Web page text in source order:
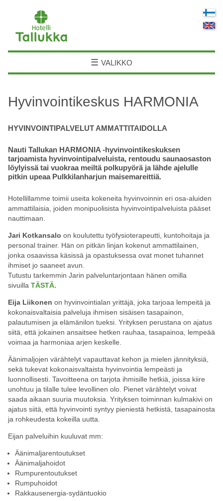
☰ VALIKKO
Hyvinvointikeskus HARMONIA
HYVINVOINTIPALVELUT AMMATTITAIDOLLA
Nauti Tallukan HARMONIA -hyvinvointikeskuksen
tarjoamista hyvinvointipalveluista, rentoudu saunaosaston
löylyissä tai vuokraa meiltä polkupyörä ja lähde ajelulle
pitkin upeaa Pulkkilanharjun maisemareittiä.
Hotellillamme toimii useita kokeneita hyvinvoinnin eri osa-aluiden
ammattilaisia, joiden monipuolisista hyvinvointipalveluista pääset
nauttimaan.
Jari Kotkansalo on koulutettu työfysioterapeutti, kuntohoitaja ja
personal trainer. Hän on pitkän linjan kokenut ammattilainen,
jonka osaavissa käsissä ja opastuksessa ovat monet tuhannet
ihmiset jo saaneet avun.
Tutustu tarkemmin Jarin palveluntarjontaan hänen omilla
sivuilla TÄSTÄ.
Eija Liikonen on hyvinvointialan yrittäjä, joka tarjoaa lempeitä ja
kokonaisvaltaisia palveluja ihmisen sisäisen tasapainon,
palautumisen ja elämänilon tueksi. Yrityksen perustana on ajatus
siitä, että jokainen ansaitsee hetken rauhaa, tasapainoa, lempeää
voimaa ja harmoniaa arjen keskelle.
Äänimaljojen värähtelyt vapauttavat kehon ja mielen jännityksiä,
sekä tukevat kokonaisvaltaista hyvinvointia lempeästi ja
luonnollisesti. Tavoitteena on tarjota ihmisille hetkiä, joissa kiire
unohtuu ja tilalle tulee levollinen olo. Pienet värähtelyt voivat
saada aikaan suuria muutoksia. Yrityksen toiminnan kulmakivi on
ajatus siitä, että hyvinvointi syntyy pieniestä hetkistä, tasapainosta
ja rohkeudesta kokeilla uutta.
Eijan palveluihin kuuluvat mm:
Äänimaljarentoutukset
Äänimaljahoidot
Rumpurentoutukset
Rumpuhoidot
Rakkausenergia-sydäntuokio